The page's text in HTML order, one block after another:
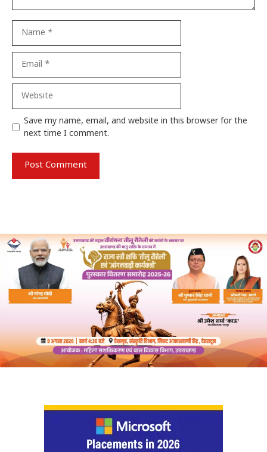
Website
Save my name, email, and website in this browser for the
next time I comment.